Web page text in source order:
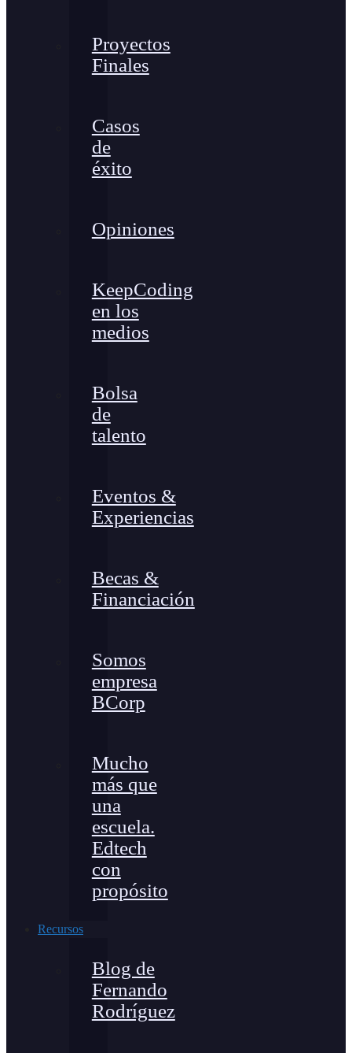
Proyectos
Finales
Casos
de
éxito
Opiniones
KeepCoding
en los
medios
Bolsa
de
talento
Eventos &
Experiencias
Becas &
Financiación
Somos
empresa
BCorp
Mucho
más que
una
escuela.
Edtech
con
propósito
Recursos
Blog de
Fernando
Rodríguez